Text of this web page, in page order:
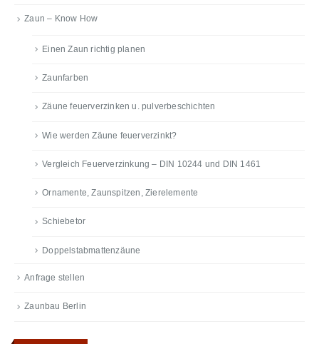
Zaun – Know How
Einen Zaun richtig planen
Zaunfarben
Zäune feuerverzinken u. pulverbeschichten
Wie werden Zäune feuerverzinkt?
Vergleich Feuerverzinkung – DIN 10244 und DIN 1461
Ornamente, Zaunspitzen, Zierelemente
Schiebetor
Doppelstabmattenzäune
Anfrage stellen
Zaunbau Berlin